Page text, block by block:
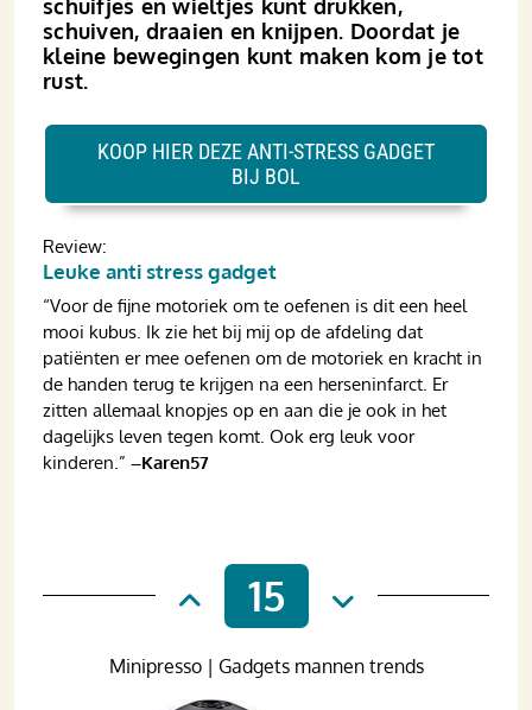
schuifjes en wieltjes kunt drukken,
schuiven, draaien en knijpen. Doordat je
kleine bewegingen kunt maken kom je tot
rust.
Review:
Leuke anti stress gadget
“Voor de fijne motoriek om te oefenen is dit een heel
mooi kubus. Ik zie het bij mij op de afdeling dat
patiënten er mee oefenen om de motoriek en kracht in
de handen terug te krijgen na een herseninfarct. Er
zitten allemaal knopjes op en aan die je ook in het
dagelijks leven tegen komt. Ook erg leuk voor
kinderen.” –Karen57
KOOP HIER DEZE ANTI-STRESS GADGET
BIJ BOL
15
Minipresso | Gadgets mannen trends